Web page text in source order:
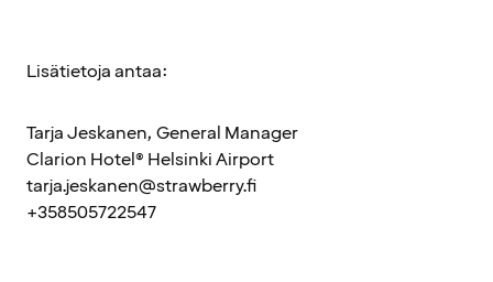
Lisätietoja antaa:
Tarja Jeskanen, General Manager
Clarion Hotel® Helsinki Airport
tarja.jeskanen@strawberry.fi
+358505722547